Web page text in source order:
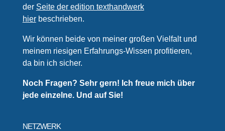
der Seite der edition texthandwerk
hierbeschrieben.
Wir können beide von meiner großen Vielfalt und
meinem riesigen Erfahrungs-Wissen profitieren,
da bin ich sicher.
Noch Fragen? Sehr gern! Ich freue mich über
jede einzelne. Und auf Sie!
NETZWERK